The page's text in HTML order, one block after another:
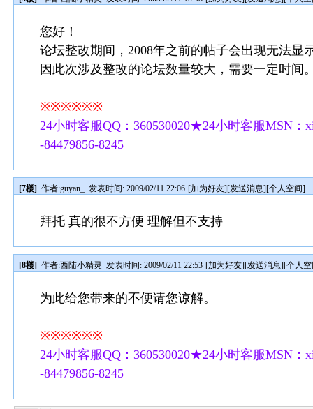
您好！
论坛整改期间，2008年之前的帖子会出现无法显
因此次涉及整改的论坛数量较大，需要一定时间
※※※※※※
24小时客服QQ：360530020★24小时客服MSN
-84479856-8245
[7楼] 作者:guyan_ 发表时间: 2009/02/11 22:06 [加为好友][发送消息][个人空间]
拜托 真的很不方便 理解但不支持
[8楼] 作者:西陆小精灵 发表时间: 2009/02/11 22:53 [加为好友][发送消息][个人
为此给您带来的不便请您谅解。
※※※※※※
24小时客服QQ：360530020★24小时客服MSN
-84479856-8245